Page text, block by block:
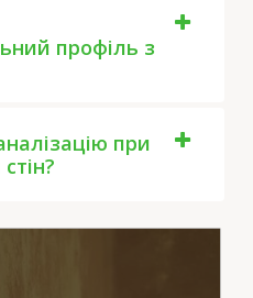
профіль з
при